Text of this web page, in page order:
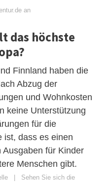
an
das höchste
Finnland haben die
Abzug der
und Wohnkosten
keine Unterstützung
für die
ist, dass es einen
für Kinder
Menschen gibt.
| Sehen Sie sich die